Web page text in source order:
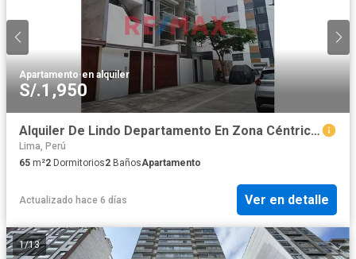
Apartamento·en alquiler
S/.1,950
Alquiler De Lindo Departamento En Zona Céntrica De Pueblo Libre
Lima, Perú
65 m²2 Dormitorios2 BañosApartamento
Actualizado hace 6 días Ver en detalle
1/13